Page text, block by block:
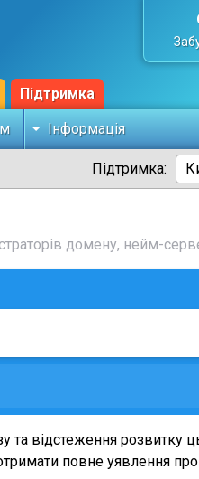
Підтримка
Інформація
Підтримка:
домену, нейм-
та відстеження розвитку
повне уявлення про